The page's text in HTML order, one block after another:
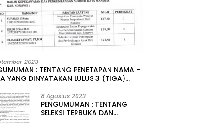
2023
: TENTANG PENETAPAN NAMA –
YANG DINYATAKAN LULUS 3 (TIGA)
PIMPINAN TINGGI PRATAMA DI
PEMERINTAH DAERAH
KONAWE
8 Agustus 2023
PENGUMUMAN : TENTANG
SELEKSI TERBUKA DAN